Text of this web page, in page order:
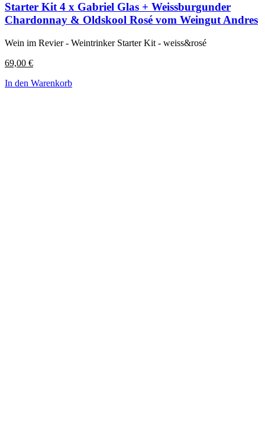
Starter Kit 4 x Gabriel Glas + Weissburgunder
Chardonnay & Oldskool Rosé vom Weingut Andres
Wein im Revier - Weintrinker Starter Kit - weiss&rosé
69,00 €
In den Warenkorb